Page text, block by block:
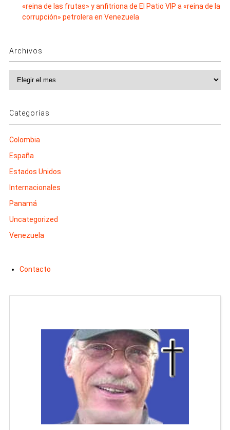
«reina de las frutas» y anfitriona de El Patio VIP a «reina de la
corrupción» petrolera en Venezuela
Archivos
Categorías
Colombia
España
Estados Unidos
Internacionales
Panamá
Uncategorized
Venezuela
Contacto